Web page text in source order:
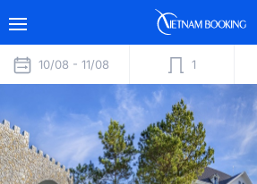
10/08 - 11/08 1